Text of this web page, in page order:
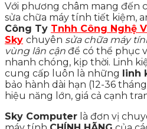
Với phương châm mang đến
sửa chữa máy tính tiết kiệm,
Công Ty Tnhh Công Nghệ
Sky chuyên sửa chữa máy
vùng lân cận để có thể phục
nhanh chóng, kịp thời. Linh
cung cấp luôn là những
inh
bảo hành dài hạn (12-36
hiệu năng lớn, giá cả cạnh
Sky Computer là đơn vị